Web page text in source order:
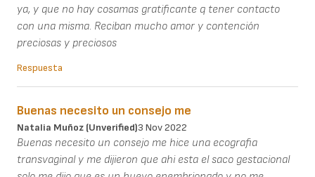
ya, y que no hay cosamas gratificante q tener contacto
con una misma. Reciban mucho amor y contención
preciosas y preciosos
Respuesta
Buenas necesito un consejo me
Natalia Muñoz (unverified)3 Nov 2022
Buenas necesito un consejo me hice una ecografia
transvaginal y me dijieron que ahi esta el saco gestacional